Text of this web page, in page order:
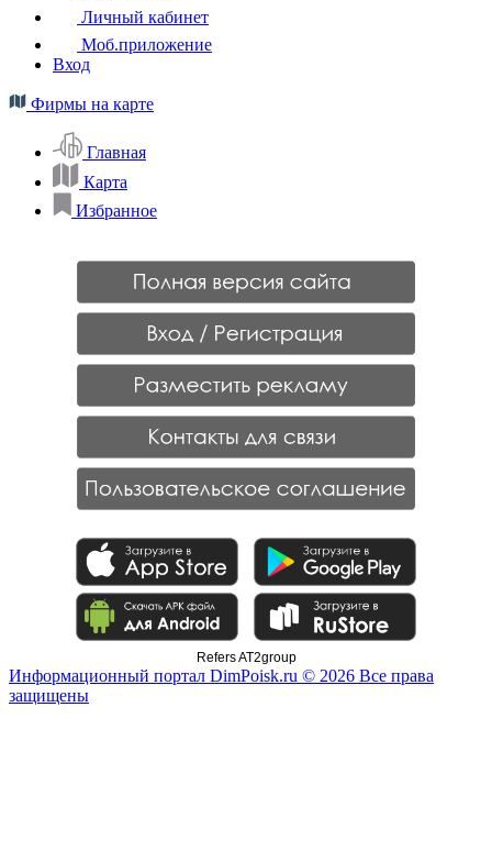
Личный кабинет
Моб.приложение
Вход
Фирмы на карте
Главная
Карта
Избранное
Refers AT2group
Информационный портал DimPoisk.ru © 2026 Все права
защищены